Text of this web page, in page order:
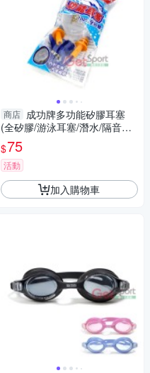
商店 成功牌多功能矽膠耳塞
(全矽膠/游泳耳塞/潛水/隔音降
噪/帶繩子/GetSport)
$75
活動
加入購物車